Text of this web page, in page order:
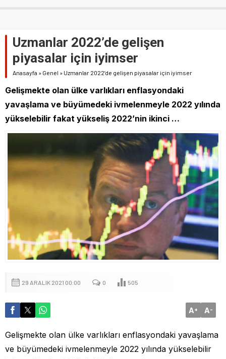
Uzmanlar 2022’de gelişen
piyasalar için iyimser
Anasayfa » Genel » Uzmanlar 2022’de gelişen piyasalar için iyimser
Gelişmekte olan ülke varlıkları enflasyondaki
yavaşlama ve büyümedeki ivmelenmeyle 2022 yılında
yükselebilir fakat yükseliş 2022’nin ikinci …
29 ARALIK 2021 00:00 0 505
A+ A-
Gelişmekte olan ülke varlıkları enflasyondaki yavaşlama
ve büyümedeki ivmelenmeyle 2022 yılında yükselebilir